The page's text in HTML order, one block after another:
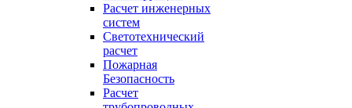
Расчет инженерных
систем
Светотехнический
расчет
Пожарная
Безопасность
Расчет